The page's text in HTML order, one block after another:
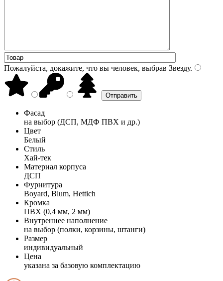
Пожалуйста, докажите, что вы человек, выбрав Звезду.
Фасад
на выбор (ДСП, МДФ ПВХ и др.)
Цвет
Белый
Стиль
Хай-тек
Материал корпуса
ДСП
Фурнитура
Boyard, Blum, Hettich
Кромка
ПВХ (0,4 мм, 2 мм)
Внутреннее наполнение
на выбор (полки, корзины, штанги)
Размер
индивидуальный
Цена
указана за базовую комплектацию